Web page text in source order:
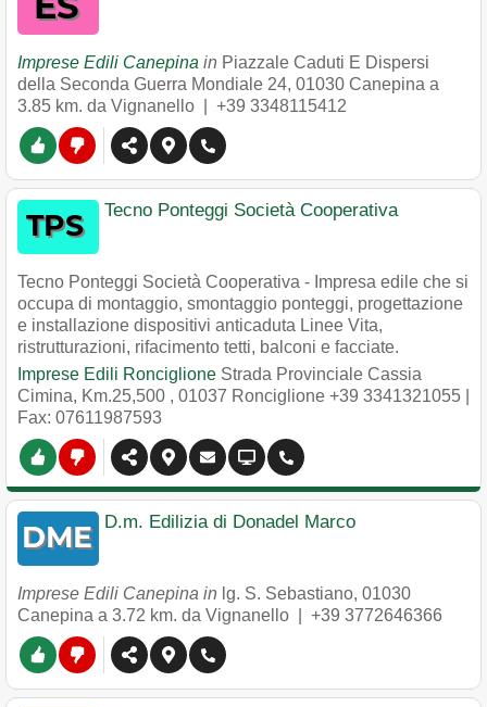
Imprese Edili Canepina in Piazzale Caduti E Dispersi
della Seconda Guerra Mondiale 24, 01030 Canepina a
3.85 km. da Vignanello | +39 3348115412
Tecno Ponteggi Società Cooperativa
Tecno Ponteggi Società Cooperativa - Impresa edile che si
occupa di montaggio, smontaggio ponteggi, progettazione
e installazione dispositivi anticaduta Linee Vita,
ristrutturazioni, rifacimento tetti, balconi e facciate.
Imprese Edili Ronciglione Strada Provinciale Cassia
Cimina, Km.25,500 , 01037 Ronciglione +39 3341321055
Fax: 07611987593
D.m. Edilizia di Donadel Marco
Imprese Edili Canepina in lg. S. Sebastiano, 01030
Canepina a 3.72 km. da Vignanello | +39 3772646366